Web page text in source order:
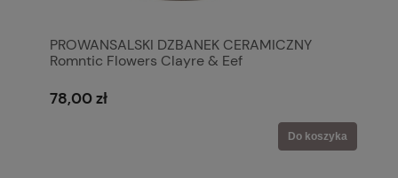
PROWANSALSKI DZBANEK CERAMICZNY
Romntic Flowers Clayre & Eef
78,00 zł
Do koszyka